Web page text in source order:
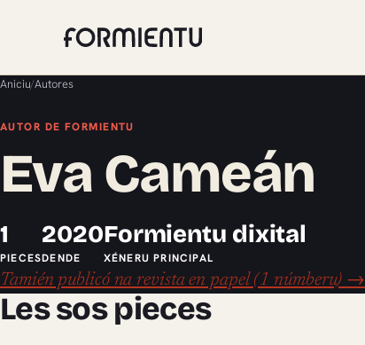
Aniciu/Autores
AUTOR DE FORMIENTU
Eva Cameán
1
PIECES
2020
DENDE
Formientu dixital
XÉNERU PRINCIPAL
Tamién publicó na revista en papel (1 númberu) →
Les sos pieces